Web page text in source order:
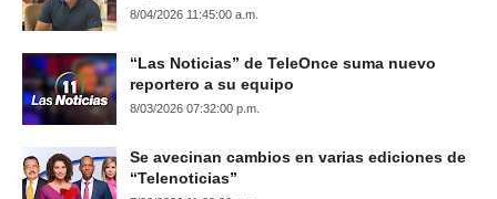
8/04/2026 11:45:00 a.m.
“Las Noticias” de TeleOnce suma nuevo
reportero a su equipo
8/03/2026 07:32:00 p.m.
Se avecinan cambios en varias ediciones de
“Telenoticias”